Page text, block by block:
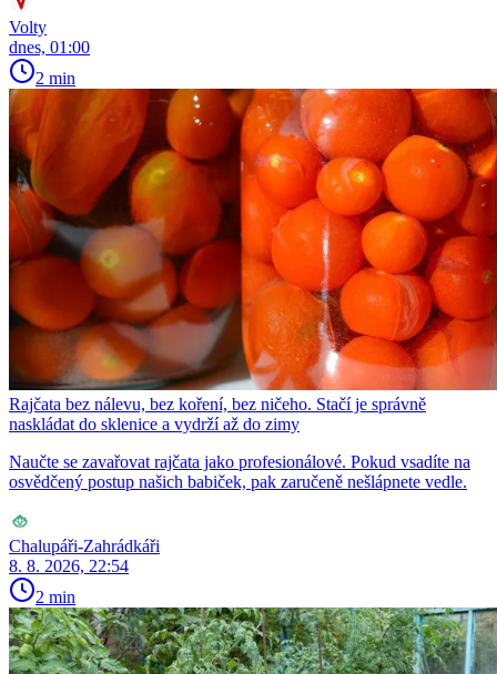
Volty
dnes, 01:00
2 min
Rajčata bez nálevu, bez koření, bez ničeho. Stačí je správně
naskládat do sklenice a vydrží až do zimy
Naučte se zavařovat rajčata jako profesionálové. Pokud vsadíte na
osvědčený postup našich babiček, pak zaručeně nešlápnete vedle.
Chalupáři-Zahrádkáři
8. 8. 2026, 22:54
2 min